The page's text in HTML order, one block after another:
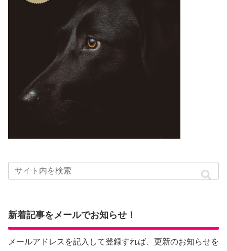
新着記事をメールでお知らせ！
メールアドレスを記入して登録すれば、更新のお知らせを